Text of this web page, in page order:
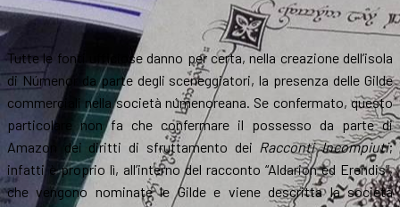
Tutte le fonti ufficiose danno per certa, nella creazione dell’isola
di Númenor da parte degli sceneggiatori, la presenza delle Gilde
commerciali nella società númenoreana. Se confermato, questo
particolare non fa che confermare il possesso da parte di
Amazon dei diritti di sfruttamento dei Racconti Incompiuti;
infatti è proprio lì, all’interno del racconto “Aldarion ed Erendis”,
che vengono nominate le Gilde e viene descritta la società